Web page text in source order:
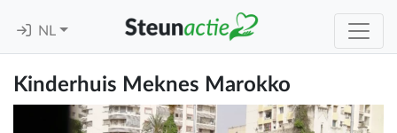
NL
Kinderhuis Meknes Marokko